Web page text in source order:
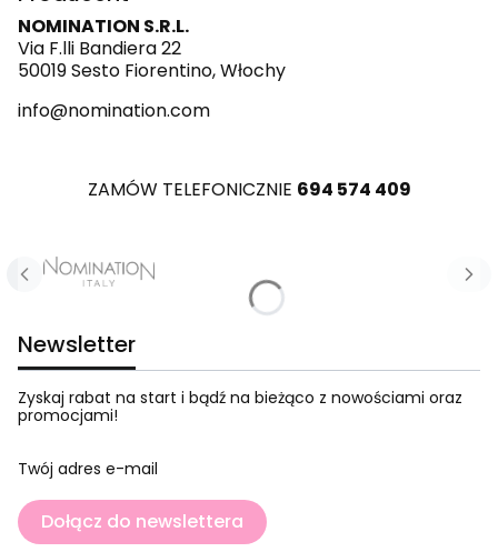
NOMINATION S.R.L.
Via F.lli Bandiera 22
50019 Sesto Fiorentino, Włochy
info@nomination.com
ZAMÓW TELEFONICZNIE 694 574 409
Naciśnij Enter lub spację, aby otworzyć stronę.
Naciśnij Enter lub spację, aby otworzyć stronę.
Naciśnij Enter lub spację, aby otworzyć stronę.
Naciśnij Enter lub spację, aby otworzyć stronę.
Naciśnij Enter lub spację, aby otworzyć stronę.
Naciśnij Enter lub spację, aby otworzyć stronę.
Naciśnij Enter lub spację, aby otworzyć stronę.
Newsletter
Zyskaj rabat na start i bądź na bieżąco z nowościami oraz
promocjami!
Twój adres e-mail
Dołącz do newslettera